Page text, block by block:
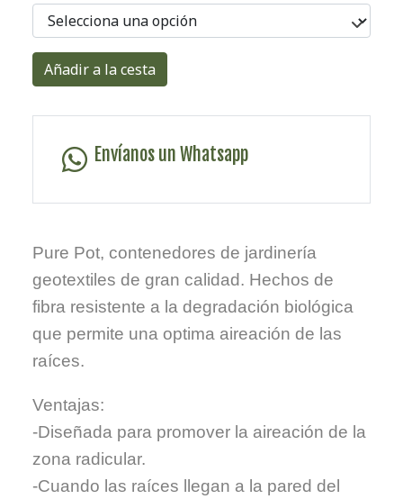
Añadir a la cesta
Envíanos un Whatsapp
Pure Pot, contenedores de jardinería
geotextiles de gran calidad. Hechos de
fibra resistente a la degradación biológica
que permite una optima aireación de las
raíces.
Ventajas:
-Diseñada para promover la aireación de la
zona radicular.
-Cuando las raíces llegan a la pared del